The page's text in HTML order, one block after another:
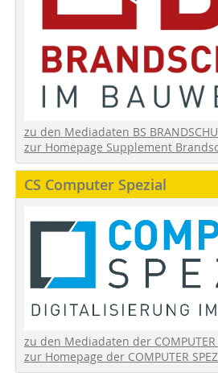
zu den Mediadaten BS
zur Homepage Supplement
CS Computer Spezial
zu den Mediadaten der COMPUTER
zur Homepage der COMPUTER